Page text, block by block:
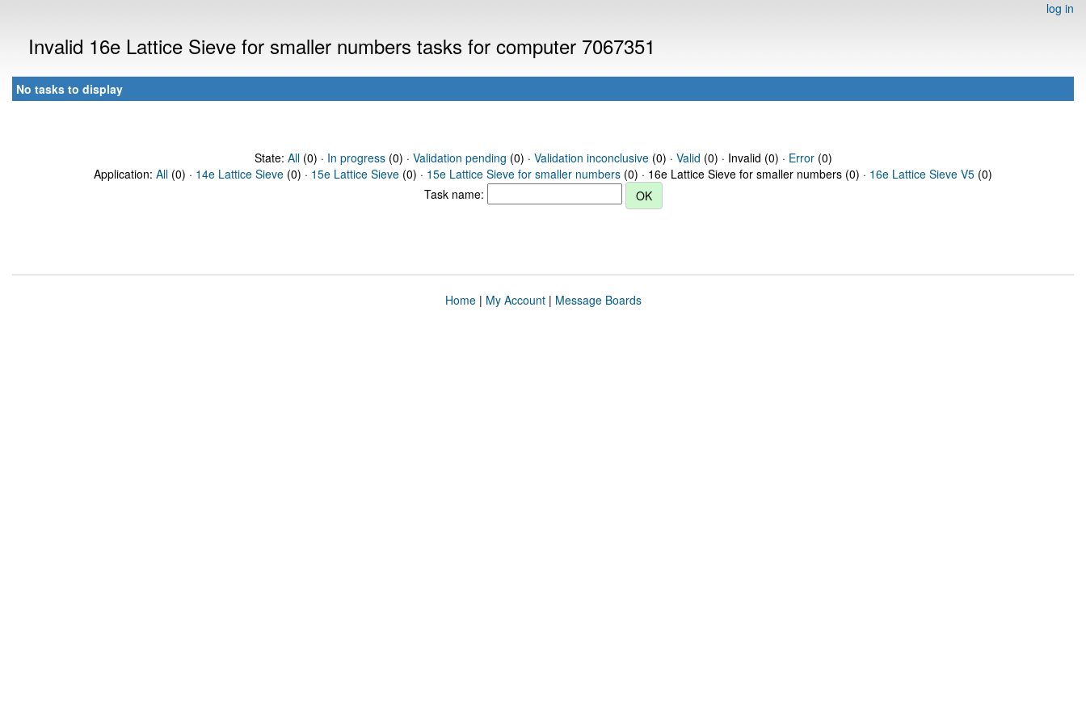
log in
Invalid 16e Lattice Sieve for smaller numbers tasks for computer 7067351
No tasks to display
State: All(0) · In progress(0) · Validation pending (0) · Validation inconclusive(0) · Valid (0) · Invalid (0) · Error(0)
Application: All (0) · 14e Lattice Sieve (0) · 15e Lattice Sieve (0) · 15e Lattice Sieve for smaller numbers (0) · 16e Lattice Sieve for smaller numbers (0) · 16e Lattice Sieve V5 (0)
Task name:
Home| My Account| Message Boards